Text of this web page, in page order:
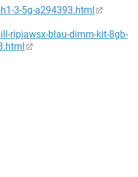
3-5g-a294393.html
ripjawsx-blau-dimm-kit-8gb-